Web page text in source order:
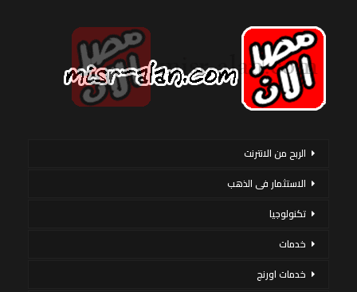
الربح من الانترنت
الاستثمار فى الذهب
تكنولوجيا
خدمات
خدمات اورنج